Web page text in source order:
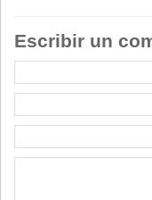
Escribir un